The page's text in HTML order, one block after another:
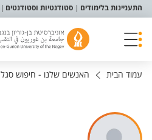
תפריט נגישות
התעניינות בלימודים סטודנטיות וסטודנטים
עמוד הבית האנשים שלנו - חיפוש סגל